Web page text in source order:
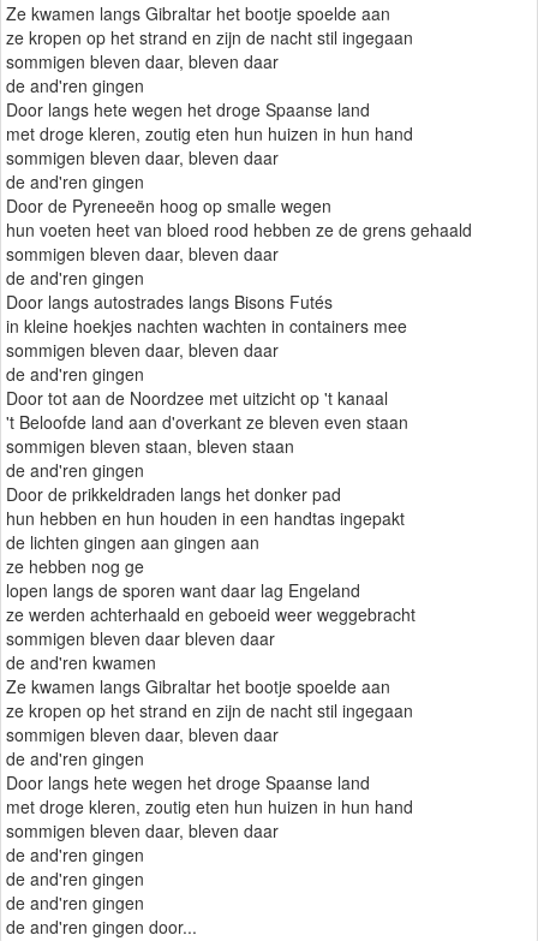
Ze kwamen langs Gibraltar het bootje spoelde aan
ze kropen op het strand en zijn de nacht stil ingegaan
sommigen bleven daar, bleven daar
de and'ren gingen
Door langs hete wegen het droge Spaanse land
met droge kleren, zoutig eten hun huizen in hun hand
sommigen bleven daar, bleven daar
de and'ren gingen
Door de Pyreneeën hoog op smalle wegen
hun voeten heet van bloed rood hebben ze de grens gehaald
sommigen bleven daar, bleven daar
de and'ren gingen
Door langs autostrades langs Bisons Futés
in kleine hoekjes nachten wachten in containers mee
sommigen bleven daar, bleven daar
de and'ren gingen
Door tot aan de Noordzee met uitzicht op 't kanaal
't Beloofde land aan d'overkant ze bleven even staan
sommigen bleven staan, bleven staan
de and'ren gingen
Door de prikkeldraden langs het donker pad
hun hebben en hun houden in een handtas ingepakt
de lichten gingen aan gingen aan
ze hebben nog ge
lopen langs de sporen want daar lag Engeland
ze werden achterhaald en geboeid weer weggebracht
sommigen bleven daar bleven daar
de and'ren kwamen
Ze kwamen langs Gibraltar het bootje spoelde aan
ze kropen op het strand en zijn de nacht stil ingegaan
sommigen bleven daar, bleven daar
de and'ren gingen
Door langs hete wegen het droge Spaanse land
met droge kleren, zoutig eten hun huizen in hun hand
sommigen bleven daar, bleven daar
de and'ren gingen
de and'ren gingen
de and'ren gingen
de and'ren gingen door...